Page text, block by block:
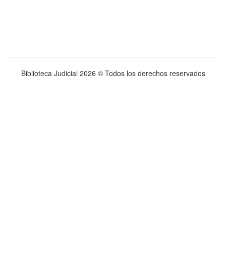
Biblioteca Judicial 2026 © Todos los derechos reservados